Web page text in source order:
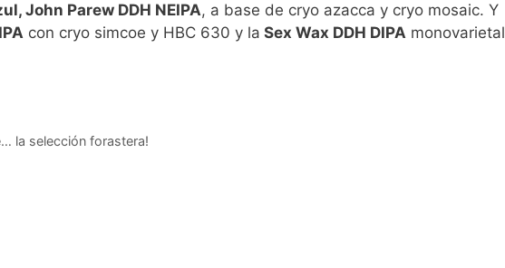
John Parew DDH NEIPA, a base de cryo azacca y cryo mosaic. Y
con cryo simcoe y HBC 630 y la Sex Wax DDH DIPA monovarietal
la selección forastera!